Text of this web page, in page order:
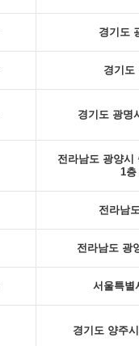
경기도
경기도
경기도 광명
전라남도 광양시
1층
전라남
전라남도 광
서울특별
경기도 양주